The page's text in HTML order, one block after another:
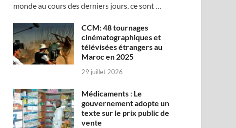
monde au cours des derniers jours, ce sont …
CCM: 48 tournages
cinématographiques et
télévisées étrangers au
Maroc en 2025
29 juillet 2026
Médicaments : Le
gouvernement adopte un
texte sur le prix public de
vente